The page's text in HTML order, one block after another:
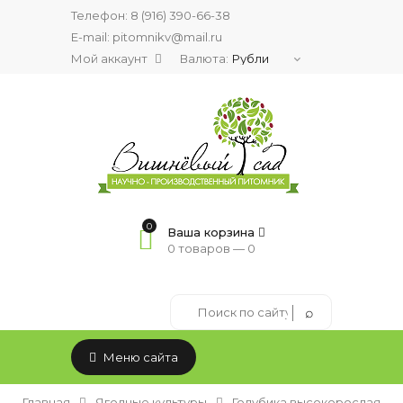
Телефон: 8 (916) 390-66-38
E-mail: pitomnikv@mail.ru
Мой аккаунт
Валюта:
0
Ваша корзина
0 товаров — 0
Меню сайта